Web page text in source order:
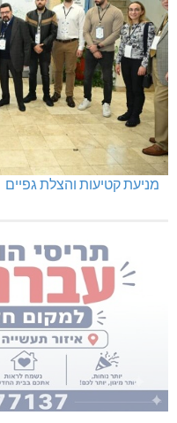
מניעת קטיעות והצלת גפיים